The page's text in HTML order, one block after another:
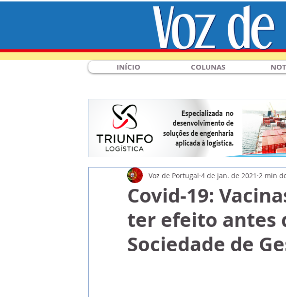
INÍCIO COLUNAS
Covid-19:
ter efeito antes
Sociedade de
Voz de Portugal 4 de jan. de 2021 2 min